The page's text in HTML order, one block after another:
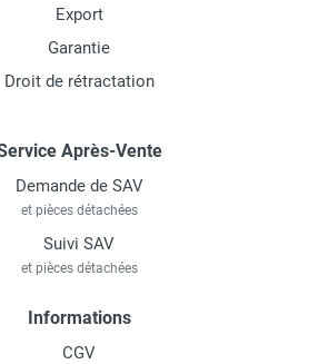
Export
Garantie
Droit de rétractation
Après-Vente
Demande de SAV
et pièces détachées
Suivi SAV
et pièces détachées
Informations
CGV